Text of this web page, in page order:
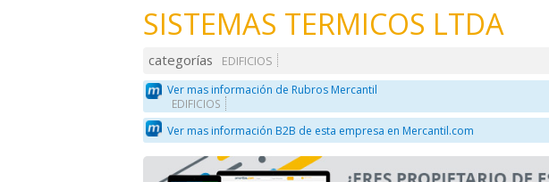
SISTEMAS TERMICOS LTDA
categorías
EDIFICIOS
Ver mas información de Rubros Mercantil
EDIFICIOS
Ver mas información B2B de esta empresa en Mercantil.com